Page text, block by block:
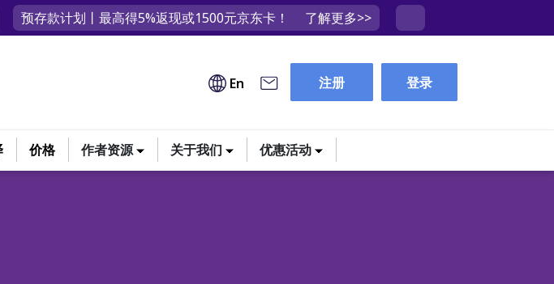
预存款计划丨最高得5%返现或1500元京东卡！ 了解更多>>
En 注册 登录
价格 作者资源 关于我们 优惠活动